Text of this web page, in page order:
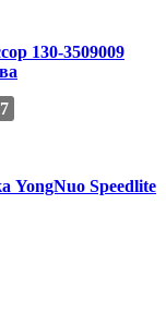
130-3509009
YongNuo Speedlite